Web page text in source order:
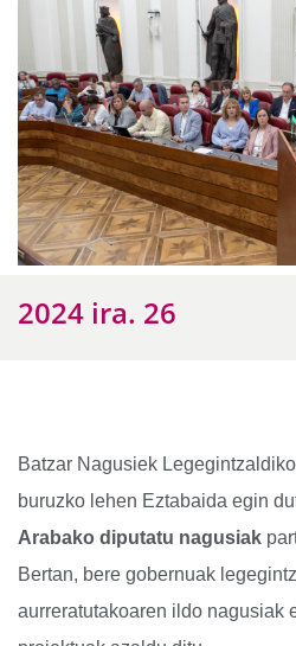
2024 ira. 26
Batzar Nagusiek Legegintzaldiko
buruzko lehen Eztabaida egin
Arabako diputatu nagusiak
Bertan, bere gobernuak
aurreratutakoaren ildo nagusiak